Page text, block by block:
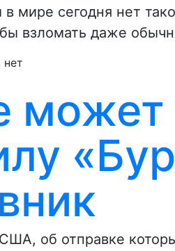
мире сегодня нет
взломать даже
нет
об отправке